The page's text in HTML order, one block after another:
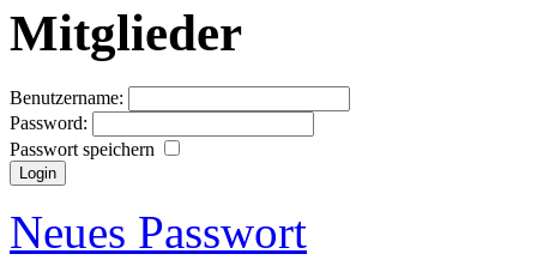
Mitglieder
Benutzername:
Password:
Passwort speichern
Neues Passwort